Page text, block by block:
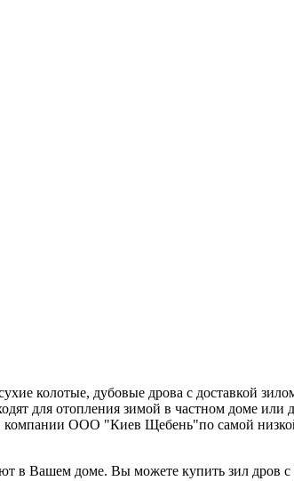
колотые, дубовые дрова с доставкой
для отопления зимой в частном доме
компании ООО "Киев Щебень"по самой
в Вашем доме. Вы можете купить зил дров